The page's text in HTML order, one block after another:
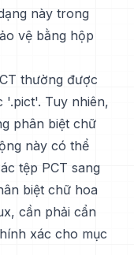
này trong
vệ bằng hộp
thường được
'.pict'. Tuy nhiên,
phân biệt chữ
này có thể
tệp PCT sang
biệt chữ hoa
cần phải cẩn
xác cho mục